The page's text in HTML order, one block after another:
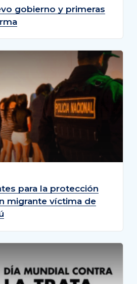
gobierno y primeras
para la protección
migrante víctima de